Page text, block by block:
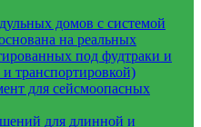
домов с системой
на реальных
под фудтраки и
транспортировкой)
для сейсмоопасных
для длинной и